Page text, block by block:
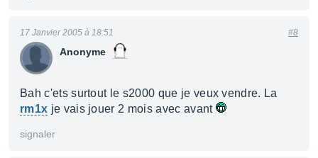
Anonyme
17 Janvier 2005 à 18:51 #8
Bah c'ets surtout le s2000 que je veux vendre. La
rm1x je vais jouer 2 mois avec avant
signaler